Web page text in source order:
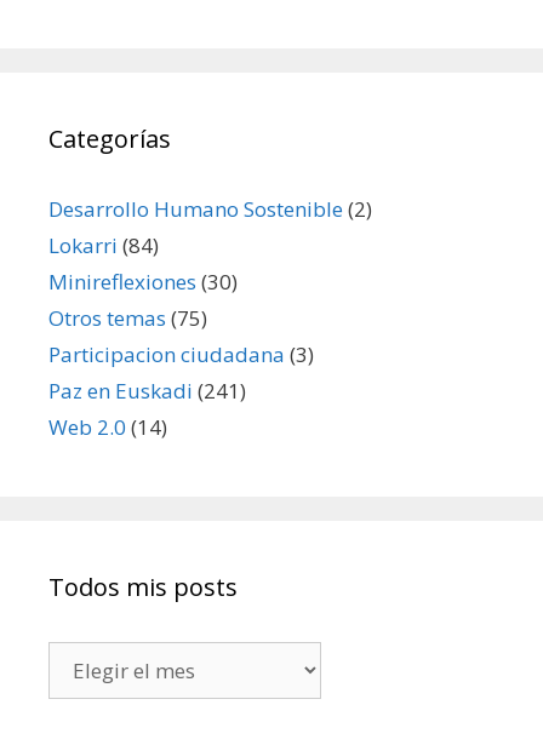
Categorías
Desarrollo Humano Sostenible(2)
Lokarri (84)
Minireflexiones (30)
Otros temas (75)
Participacion ciudadana (3)
Paz en Euskadi (241)
Web 2.0 (14)
Todos mis posts
mis